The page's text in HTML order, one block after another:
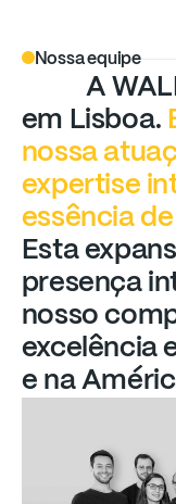
Nossa equipe
A
em Lisboa.
nossa
expertise
essência de
Esta
presença
nosso
excelência
e na